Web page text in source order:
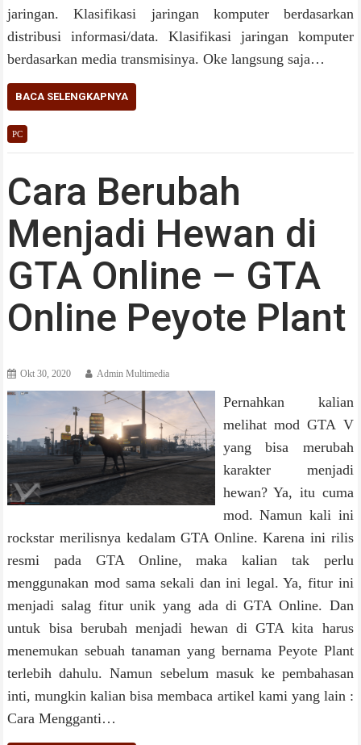
jaringan. Klasifikasi jaringan komputer berdasarkan
distribusi informasi/data. Klasifikasi jaringan komputer
berdasarkan media transmisinya. Oke langsung saja…
BACA SELENGKAPNYA
PC
Cara Berubah
Menjadi Hewan di
GTA Online – GTA
Online Peyote Plant
Okt 30, 2020 Admin Multimedia
Pernahkan kalian
melihat mod GTA V
yang bisa merubah
karakter menjadi
hewan? Ya, itu cuma
mod. Namun kali ini
rockstar merilisnya kedalam GTA Online. Karena ini rilis
resmi pada GTA Online, maka kalian tak perlu
menggunakan mod sama sekali dan ini legal. Ya, fitur ini
menjadi salag fitur unik yang ada di GTA Online. Dan
untuk bisa berubah menjadi hewan di GTA kita harus
menemukan sebuah tanaman yang bernama Peyote Plant
terlebih dahulu. Namun sebelum masuk ke pembahasan
inti, mungkin kalian bisa membaca artikel kami yang lain :
Cara Mengganti…